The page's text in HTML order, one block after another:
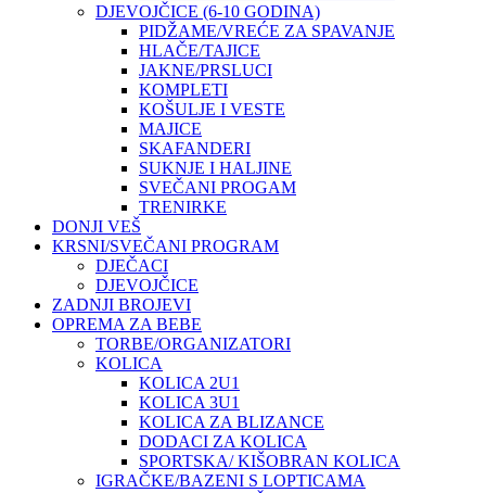
DJEVOJČICE (6-10 GODINA)
PIDŽAME/VREĆE ZA SPAVANJE
HLAČE/TAJICE
JAKNE/PRSLUCI
KOMPLETI
KOŠULJE I VESTE
MAJICE
SKAFANDERI
SUKNJE I HALJINE
SVEČANI PROGAM
TRENIRKE
DONJI VEŠ
KRSNI/SVEČANI PROGRAM
DJEČACI
DJEVOJČICE
ZADNJI BROJEVI
OPREMA ZA BEBE
TORBE/ORGANIZATORI
KOLICA
KOLICA 2U1
KOLICA 3U1
KOLICA ZA BLIZANCE
DODACI ZA KOLICA
SPORTSKA/ KIŠOBRAN KOLICA
IGRAČKE/BAZENI S LOPTICAMA